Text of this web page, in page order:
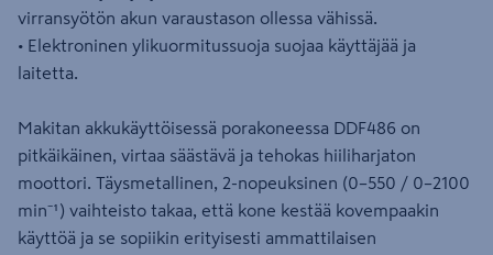
virransyötön akun varaustason ollessa vähissä.
• Elektroninen ylikuormitussuoja suojaa käyttäjää ja
laitetta.
Makitan akkukäyttöisessä porakoneessa DDF486 on
pitkäikäinen, virtaa säästävä ja tehokas hiiliharjaton
moottori. Täysmetallinen, 2-nopeuksinen (0–550 / 0–2100
min⁻¹) vaihteisto takaa, että kone kestää kovempaakin
käyttöä ja se sopiikin erityisesti ammattilaisen